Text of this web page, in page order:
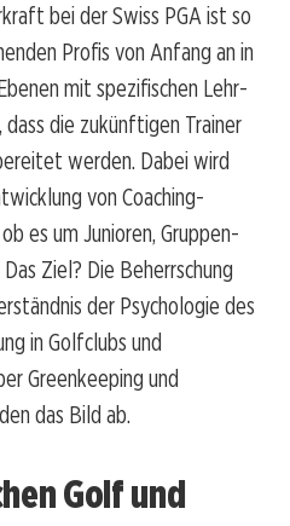
bei der Swiss PGA ist so
Profis von Anfang an in
mit spezifischen Lehr-
die zukünftigen Trainer
werden. Dabei wird
von Coaching-
es um Junioren, Gruppen-
Ziel? Die Beherrschung
der Psychologie des
in Golfclubs und
Greenkeeping und
das Bild ab.
Golf und